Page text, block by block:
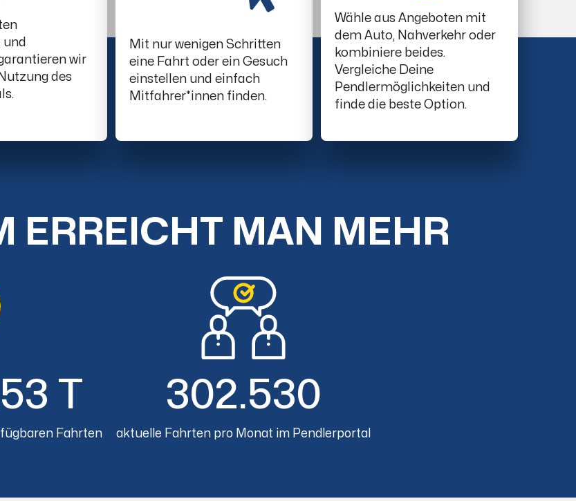
und
wir
des
Mit nur wenigen Schritten
eine Fahrt oder ein Gesuch
einstellen und einfach
Mitfahrer*innen finden.
Wähle aus Angeboten mit
dem Auto, Nahverkehr oder
kombiniere beides.
Vergleiche Deine
Pendlermöglichkeiten und
finde die beste Option.
ERREICHT MAN MEHR
T
Fahrten
302.530
aktuelle Fahrten pro Monat im Pendlerportal